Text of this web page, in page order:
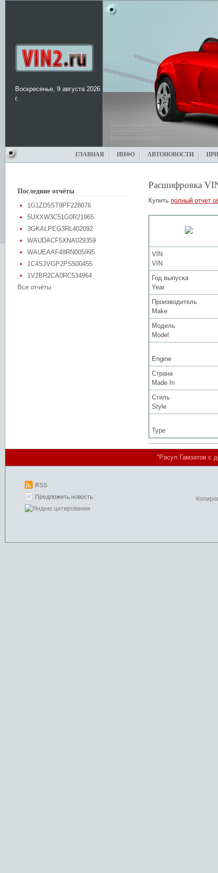
Воскресенье, 9 августа 2026
г.
ГЛАВНАЯ ИНФО АВТОНОВОСТИ
Последние отчёты
1G1ZD5ST9PF228076
5UXXW3C51G0R21965
3GKALPEG3RL402092
WAUDACF5XNA029359
WAUEAAF48RN005995
1C4SJVGP2PS500455
1V2BR2CA0RC534964
Все отчёты
Расшифровка
Купить полный отчет
VIN
VIN
Год выпуска
Year
Производитель
Make
Модель
Model
Engine
Страна
Made In
Стиль
Style
Type
"Расул Гамзатов с
RSS
Предложить новость